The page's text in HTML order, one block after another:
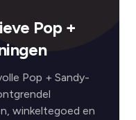
Pop +
Pop + Sandy-
winkeltegoed en